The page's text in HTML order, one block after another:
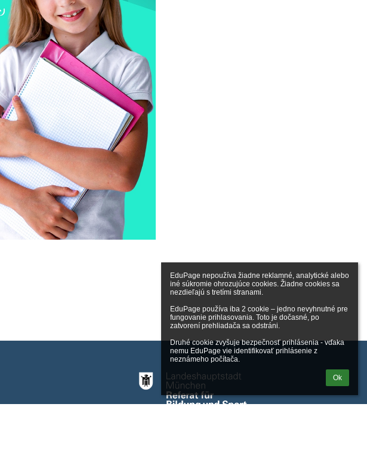
EduPage nepoužíva žiadne reklamné, analytické alebo
iné súkromie ohrozujúce cookies. Žiadne cookies sa
nezdieľajú s tretími stranami.
EduPage používa iba 2 cookie – jedno nevyhnutné pre
fungovanie prihlasovania. Toto je dočasné, po
zatvorení prehliadača sa odstráni.
Druhé cookie zvyšuje bezpečnosť prihlásenia - vďaka
nemu EduPage vie identifikovať prihlásenie z
neznámeho počítača.
Ok